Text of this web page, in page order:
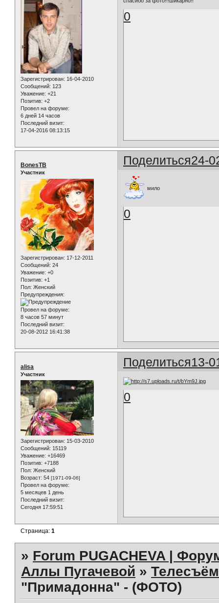
Зарегистрирован: 16-04-2010
Сообщений: 123
Уважение: +21
Позитив: +2
Провел на форуме:
6 дней 14 часов
Последний визит:
17-04-2016 08:13:15
0
Поделиться24-
BonesTB
Участник
Зарегистрирован: 17-12-2011
Сообщений: 24
Уважение: +0
Позитив: +1
Пол: Женский
Предупреждения:
Провел на форуме:
8 часов 57 минут
Последний визит:
20-08-2012 16:41:38
мило
0
Поделиться13-
alisa
Участник
Зарегистрирован: 15-03-2010
Сообщений: 15119
Уважение: +16469
Позитив: +7188
Пол: Женский
Возраст: 54 [1971-09-06]
Провел на форуме:
5 месяцев 1 день
Последний визит:
Сегодня 17:59:51
0
Страница:1
» Forum PUGACHEVA |
Аллы Пугачевой »
"Примадонна" - (ФОТО)